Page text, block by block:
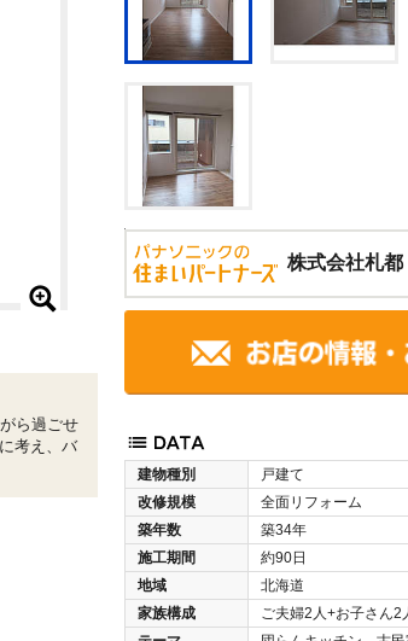
株式会社札都
建物種別
戸建て
改修規模
全面リフォーム
築年数
築34年
施工期間
約90日
地域
北海道
家族構成
ご夫婦2人+お子さん2
ら過ごせ
考え、バ